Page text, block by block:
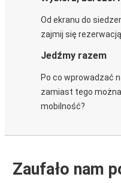
Od ekranu do
zajmij się
Jedźmy razem
Po co wprowadzać
zamiast tego
mobilność?
Zaufało nam